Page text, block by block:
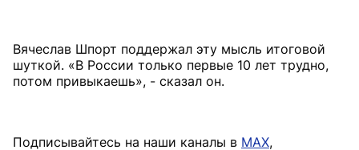
Вячеслав Шпорт поддержал эту мысль итоговой
шуткой. «В России только первые 10 лет трудно,
потом привыкаешь», - сказал он.
Подписывайтесь на наши каналы в MAX,